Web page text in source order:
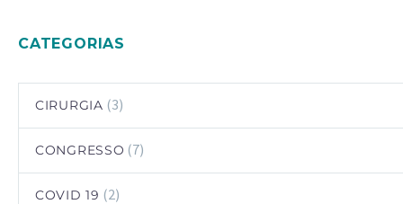
CATEGORIAS
CIRURGIA (3)
CONGRESSO (7)
COVID 19 (2)